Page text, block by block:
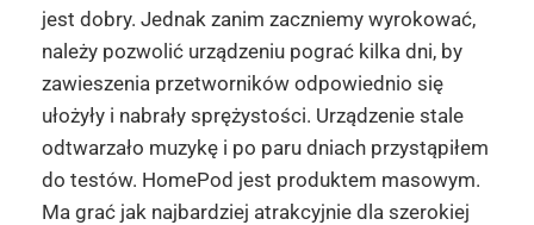
jest dobry. Jednak zanim zaczniemy wyrokować,
należy pozwolić urządzeniu pograć kilka dni, by
zawieszenia przetworników odpowiednio się
ułożyły i nabrały sprężystości. Urządzenie stale
odtwarzało muzykę i po paru dniach przystąpiłem
do testów. HomePod jest produktem masowym.
Ma grać jak najbardziej atrakcyjnie dla szerokiej